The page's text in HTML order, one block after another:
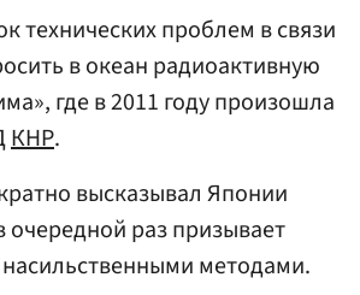
технических проблем в связи
в океан радиоактивную
где в 2011 году произошла
КНР.
высказывал Японии
раз призывает
методами.